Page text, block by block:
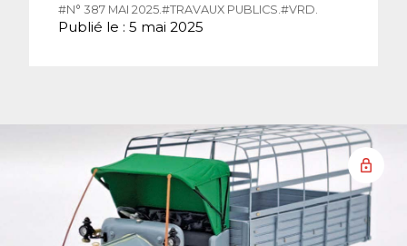
#N° 387 MAI 2025. #TRAVAUX PUBLICS. #VRD.
Publié le : 5 mai 2025